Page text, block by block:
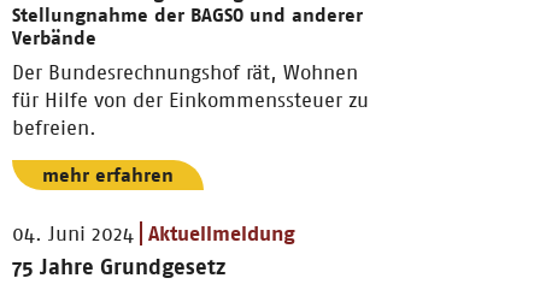
Stellungnahme der BAGSO und anderer
Verbände
Der Bundesrechnungshof rät, Wohnen
für Hilfe von der Einkommenssteuer zu
befreien.
mehr erfahren
04. Juni 2024 Aktuellmeldung
75 Jahre Grundgesetz